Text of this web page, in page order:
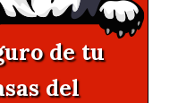
de tu
del